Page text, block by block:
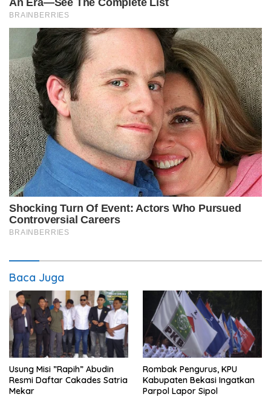
Baca Juga
Usung Misi ”Rapih” Abudin
Resmi Daftar Cakades Satria
Mekar
Rombak Pengurus, KPU
Kabupaten Bekasi Ingatkan
Parpol Lapor Sipol